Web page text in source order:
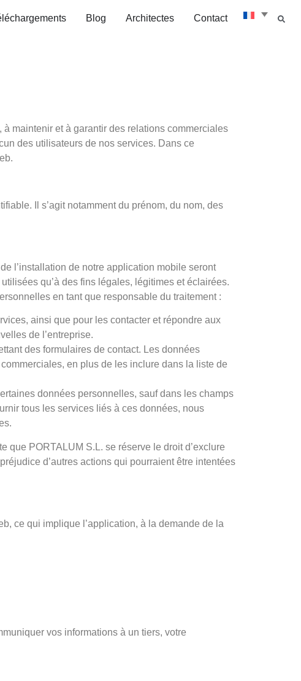
Blog Architectes Contact
maintenir et à garantir des relations commerciales
des utilisateurs de nos services. Dans ce
Il s’agit notamment du prénom, du nom, des
l’installation de notre application mobile seront
qu’à des fins légales, légitimes et éclairées.
en tant que responsable du traitement :
ainsi que pour les contacter et répondre aux
de l’entreprise.
des formulaires de contact. Les données
en plus de les inclure dans la liste de
données personnelles, sauf dans les champs
tous les services liés à ces données, nous
que PORTALUM S.L. se réserve le droit d’exclure
d’autres actions qui pourraient être intentées
ce qui implique l’application, à la demande de la
vos informations à un tiers, votre